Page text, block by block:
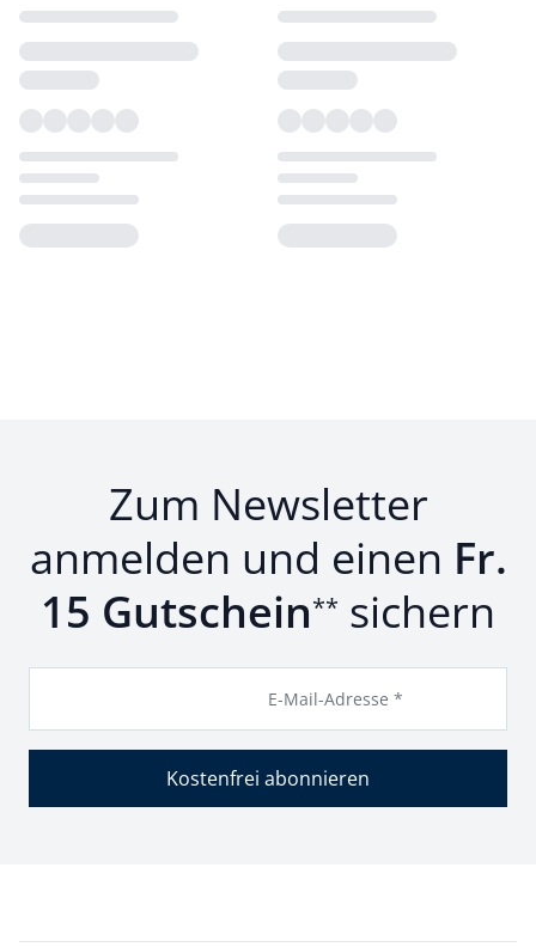
Zum Newsletter
anmelden und einen Fr.
15 Gutschein** sichern
E-Mail-Adresse *
Kostenfrei abonnieren